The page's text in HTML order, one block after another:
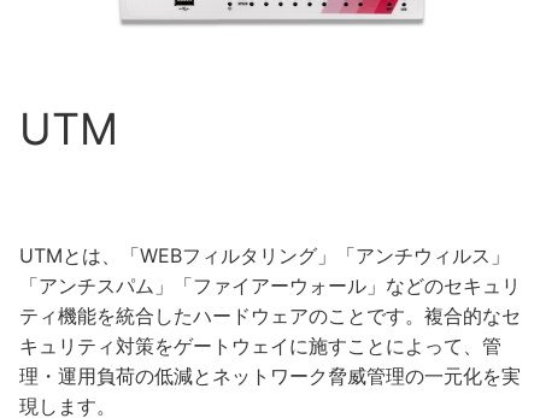
UTM
UTMとは、「WEBフィルタリング」「アンチウィルス」
「アンチスパム」「ファイアーウォール」などのセキュリ
ティ機能を統合したハードウェアのことです。複合的なセ
キュリティ対策をゲートウェイに施すことによって、管
理・運用負荷の低減とネットワーク脅威管理の一元化を実
現します。